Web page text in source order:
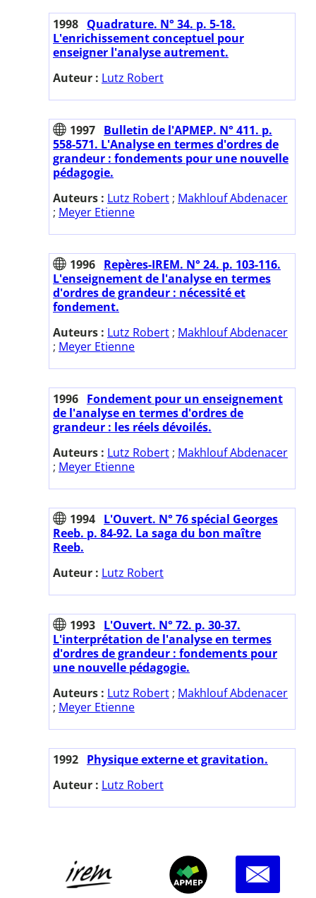
1998 Quadrature. N° 34. p. 5-18.
L'enrichissement conceptuel pour
enseigner l'analyse autrement.
Auteur : Lutz Robert
1997 Bulletin de l'APMEP. N° 411. p.
558-571. L'Analyse en termes d'ordres de
grandeur : fondements pour une nouvelle
pédagogie.
Auteurs : Lutz Robert ; Makhlouf Abdenacer
; Meyer Etienne
1996 Repères-IREM. N° 24. p. 103-116.
L'enseignement de l'analyse en termes
d'ordres de grandeur : nécessité et
fondement.
Auteurs : Lutz Robert ; Makhlouf Abdenacer
; Meyer Etienne
1996 Fondement pour un enseignement
de l'analyse en termes d'ordres de
grandeur : les réels dévoilés.
Auteurs : Lutz Robert ; Makhlouf Abdenacer
; Meyer Etienne
1994 L'Ouvert. N° 76 spécial Georges
Reeb. p. 84-92. La saga du bon maître
Reeb.
Auteur : Lutz Robert
1993 L'Ouvert. N° 72. p. 30-37.
L'interprétation de l'analyse en termes
d'ordres de grandeur : fondements pour
une nouvelle pédagogie.
Auteurs : Lutz Robert ; Makhlouf Abdenacer
; Meyer Etienne
1992 Physique externe et gravitation.
Auteur : Lutz Robert